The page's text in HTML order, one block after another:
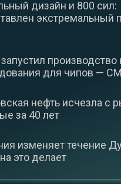
дизайн и 800 сил:
экстремальный
для чипов —
нефть исчезла с
за 40 лет
изменяет течение
это делает